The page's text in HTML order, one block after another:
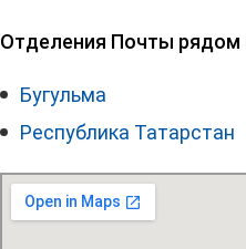
Отделения Почты рядом
Бугульма
Республика Татарстан